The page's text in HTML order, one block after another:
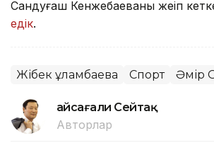
Сандуғаш Кенжебаеваны жеңіп
едік.
Жібек Құламбаева Спорт Әмір
Ғайсағали Сейтақ
Авторлар